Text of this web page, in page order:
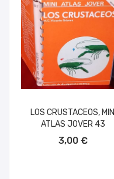
LOS CRUSTACEOS, MINI
ATLAS JOVER 43
3,00 €